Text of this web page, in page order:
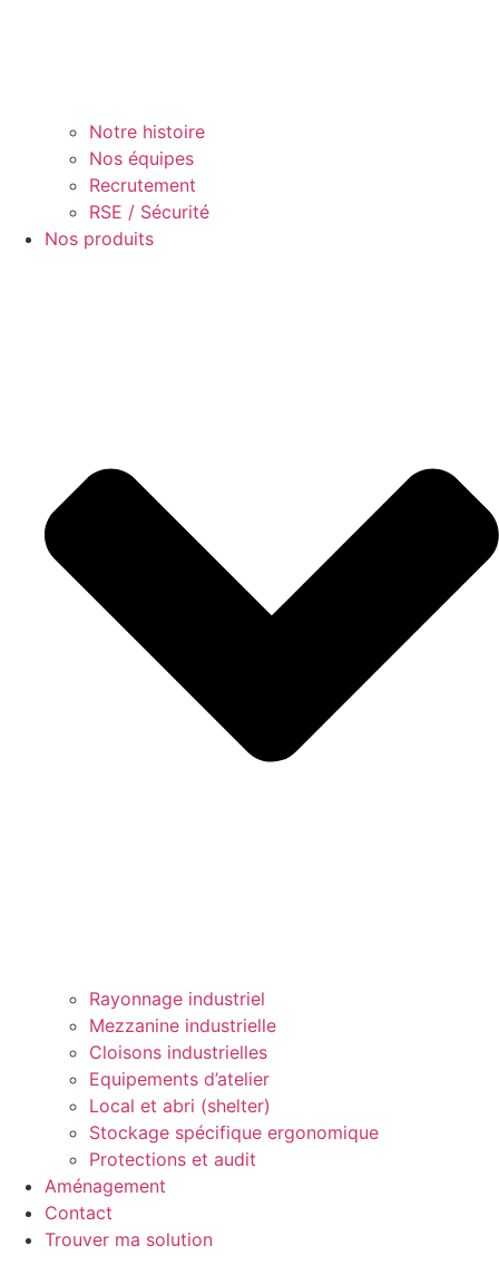
Notre histoire
Nos équipes
Recrutement
RSE / Sécurité
Nos produits
Rayonnage industriel
Mezzanine industrielle
Cloisons industrielles
Equipements d’atelier
Local et abri (shelter)
Stockage spécifique ergonomique
Protections et audit
Aménagement
Contact
Trouver ma solution